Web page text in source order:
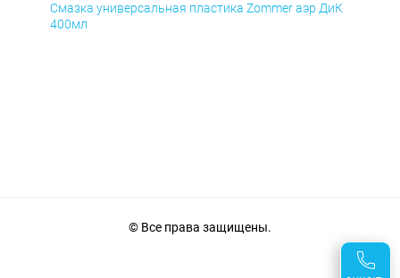
Смазка универсальная пластика Zommer аэр ДиК
400мл
© Все права защищены.